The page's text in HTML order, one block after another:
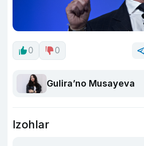
0 0
Guliraʼno Musayeva
Izohlar